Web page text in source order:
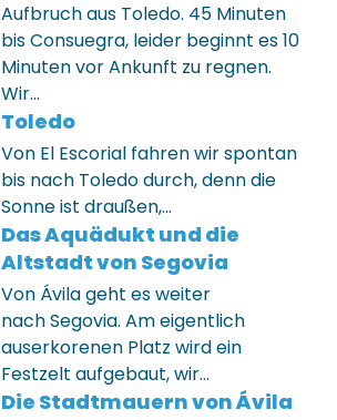
Aufbruch aus Toledo. 45 Minuten
bis Consuegra, leider beginnt es 10
Minuten vor Ankunft zu regnen.
Wir…
Toledo
Von El Escorial fahren wir spontan
bis nach Toledo durch, denn die
Sonne ist draußen,…
Das Aquädukt und die
Altstadt von Segovia
Von Ávila geht es weiter
nach Segovia. Am eigentlich
auserkorenen Platz wird ein
Festzelt aufgebaut, wir…
Die Stadtmauern von Ávila